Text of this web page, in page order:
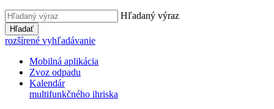
Hľadaný výraz
Hľadať
rozšírené vyhľadávanie
Mobilná aplikácia
Zvoz odpadu
Kalendár
multifunkčného ihriska